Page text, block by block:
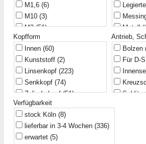
KangYang
Metalvis
Philips(12)
Schroff(5)
Schukat(2)
Wago(1)
6,5(1)
7(1)
8(38)
9,5(1)
9,52(1)
10 (45)
11,8 (1)
12(42)
M1,6 (6)
M10 (3)
M2(51)
M2,5
M3(130)
M3,5(8)
M4(93)
M5(70)
M6(48)
M8(10)
UNC4-40(1)
2,2x9,5 (1)
Metall
Kopfform
Innen (60)
Kunststoff (2)
Linsenkopf (223)
Senkkopf (74)
Zylinderkopf(51)
Antrieb,
Bolzen
Für D-
Schlitz
Verfügbarkeit
stock Köln (8)
lieferbar in 3-4 Wochen (336)
erwartet (5)